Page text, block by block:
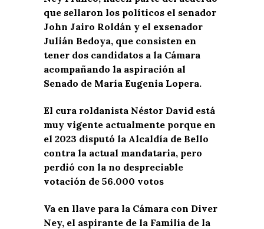
que sellaron los políticos el senador
John Jairo Roldán y el exsenador
Julián Bedoya, que consisten en
tener dos candidatos a la Cámara
acompañando la aspiración al
Senado de María Eugenia Lopera.
El cura roldanista Néstor David está
muy vigente actualmente porque en
el 2023 disputó la Alcaldía de Bello
contra la actual mandataria, pero
perdió con la no despreciable
votación de 56.000 votos
Va en llave para la Cámara con Diver
Ney, el aspirante de la Familia de la